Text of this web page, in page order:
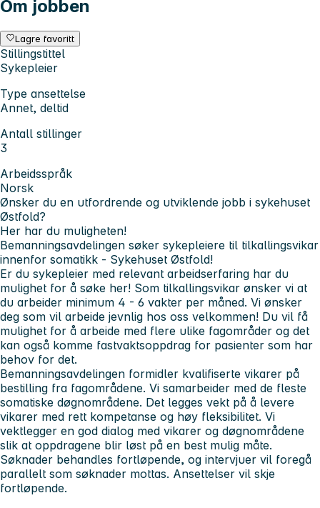
Om jobben
Lagre favoritt
Stillingstittel
Sykepleier
Type ansettelse
Annet, deltid
Antall stillinger
3
Arbeidsspråk
Norsk
Ønsker du en utfordrende og utviklende jobb i sykehuset
Østfold?
Her har du muligheten!
Bemanningsavdelingen søker sykepleiere til tilkallingsvikar
innenfor somatikk - Sykehuset Østfold!
Er du sykepleier med relevant arbeidserfaring har du
mulighet for å søke her! Som tilkallingsvikar ønsker vi at
du arbeider minimum 4 - 6 vakter per måned. Vi ønsker
deg som vil arbeide jevnlig hos oss velkommen! Du vil få
mulighet for å arbeide med flere ulike fagområder og det
kan også komme fastvaktsoppdrag for pasienter som har
behov for det.
Bemanningsavdelingen formidler kvalifiserte vikarer på
bestilling fra fagområdene. Vi samarbeider med de fleste
somatiske døgnområdene. Det legges vekt på å levere
vikarer med rett kompetanse og høy fleksibilitet. Vi
vektlegger en god dialog med vikarer og døgnområdene
slik at oppdragene blir løst på en best mulig måte.
Søknader behandles fortløpende, og intervjuer vil foregå
parallelt som søknader mottas. Ansettelser vil skje
fortløpende.